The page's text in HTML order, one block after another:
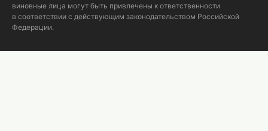
виновные лица могут быть привлечены к ответственности
в соответствии с действующим законодательством Российской
Федерации.